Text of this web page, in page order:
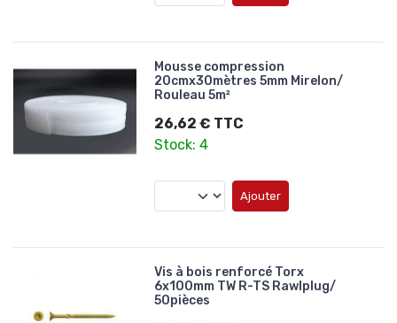
Mousse compression
20cmx30mètres 5mm Mirelon/
Rouleau 5m²
26,62 € TTC
Stock: 4
Ajouter
Vis à bois renforcé Torx
6x100mm TW R-TS Rawlplug/
50pièces